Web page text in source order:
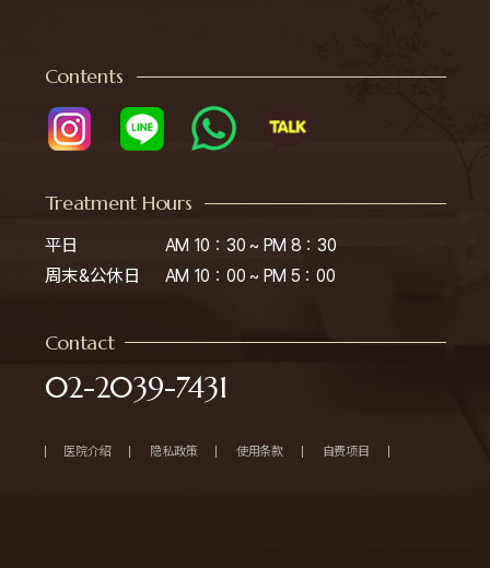
Contents
Treatment Hours
平日
周末&公休日
AM 10：30 ~ PM 8：30
AM 10：00 ~ PM 5：00
Contact
02-2039-7431
医院介绍 隐私政策 使用条款 自费项目